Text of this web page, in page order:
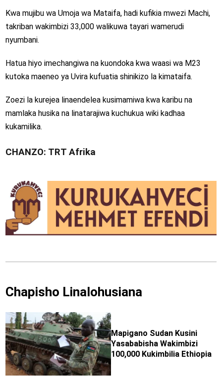
Kwa mujibu wa Umoja wa Mataifa, hadi kufikia mwezi Machi,
takriban wakimbizi 33,000 walikuwa tayari wamerudi
nyumbani.
Hatua hiyo imechangiwa na kuondoka kwa waasi wa M23
kutoka maeneo ya Uvira kufuatia shinikizo la kimataifa.
Zoezi la kurejea linaendelea kusimamiwa kwa karibu na
mamlaka husika na linatarajiwa kuchukua wiki kadhaa
kukamilika.
CHANZO: TRT Afrika
Chapisho Linalohusiana
Mapigano Sudan Kusini
Yasababisha Wakimbizi
100,000 Kukimbilia Ethiopia